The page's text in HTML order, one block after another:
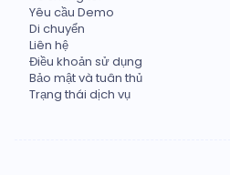
Yêu cầu Demo
Di chuyển
Liên hệ
Điều khoản sử dụng
Bảo mật và tuân thủ
Trạng thái dịch vụ